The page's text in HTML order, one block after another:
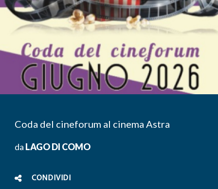
Coda del cineforum al cinema Astra
da LAGO DI COMO
CONDIVIDI